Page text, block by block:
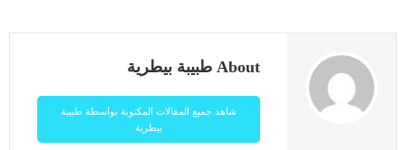
About طبيبة بيطرية
شاهد جميع المقالات المكتوبة بواسطة طبيبة
بيطرية